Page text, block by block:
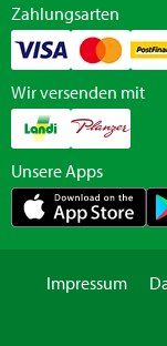
Zahlungsarten
Wir versenden mit
Unsere Apps
Impressum